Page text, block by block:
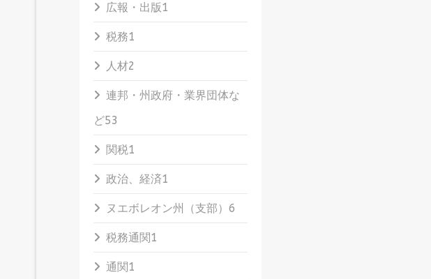
広報・出版1
税務1
人材2
連邦・州政府・業界団体な
ど53
関税1
政治、経済1
ヌエボレオン州（支部） 6
税務通関1
通関1